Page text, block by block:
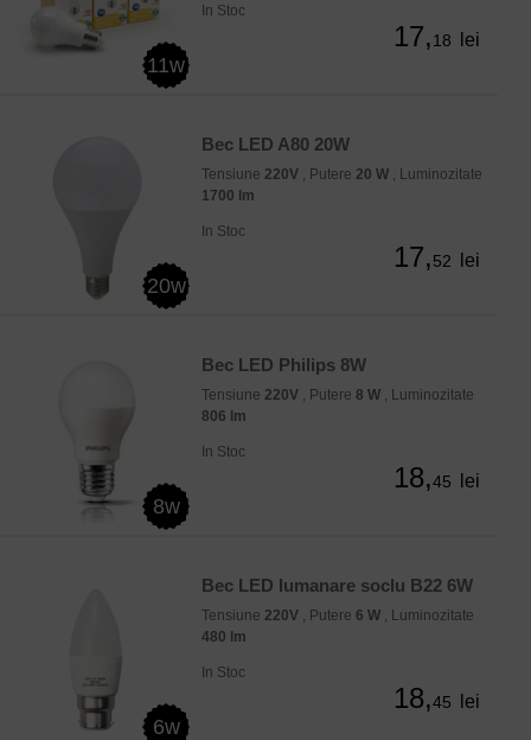
11w
In Stoc
17,18 lei
20w
Bec LED A80 20W
Tensiune 220V , Putere 20 W , Luminozitate
1700 lm
In Stoc
17,52 lei
8w
Bec LED Philips 8W
Tensiune 220V , Putere 8 W , Luminozitate
806 lm
In Stoc
18,45 lei
6w
Bec LED lumanare soclu B22 6W
Tensiune 220V , Putere 6 W , Luminozitate
480 lm
In Stoc
18,45 lei